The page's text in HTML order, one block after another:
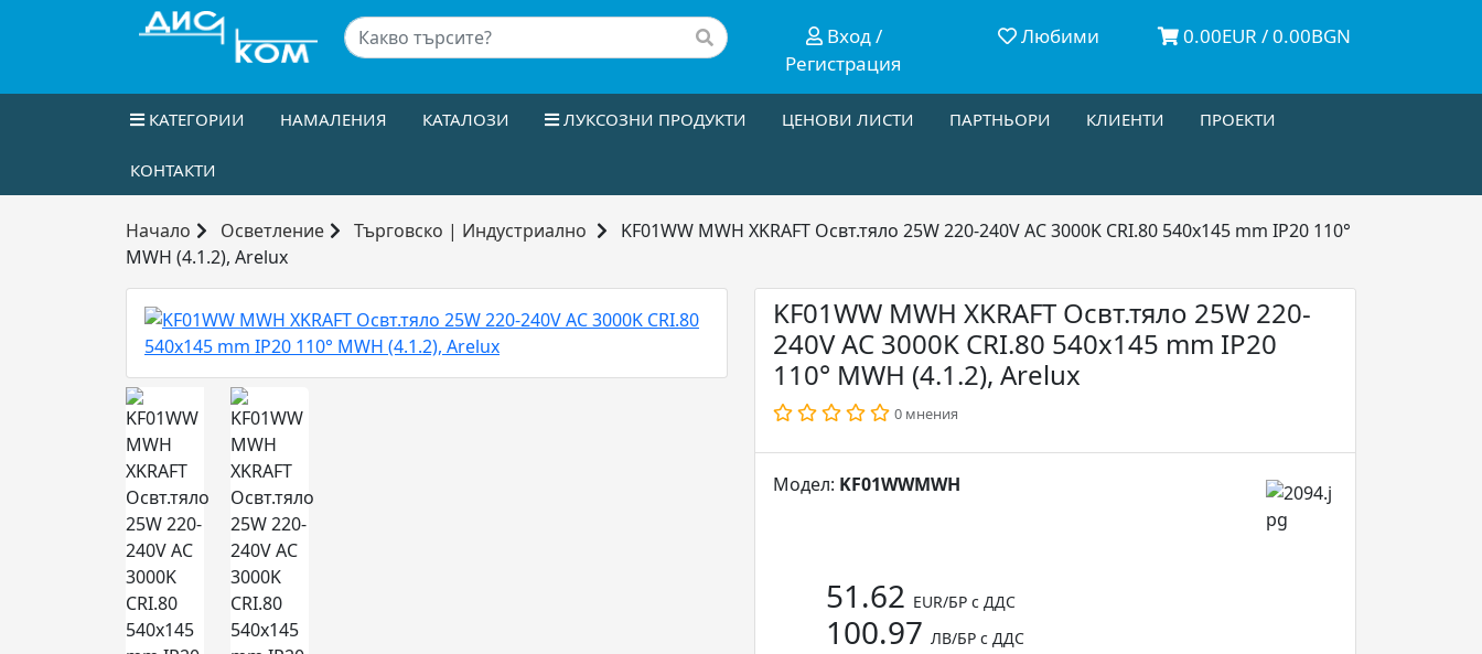
Вход /
Регистрация
Любими 0.00EUR / 0.00BGN
КАТЕГОРИИ НАМАЛЕНИЯ КАТАЛОЗИ ЛУКСОЗНИ ПРОДУКТИ ЦЕНОВИ ЛИСТИ ПАРТНЬОРИ КЛИЕНТИ ПРОЕКТИ
КОНТАКТИ
Начало Осветление Търговско | Индустриално
KF01WW MWH XKRAFT Освт.тяло 25W 220-240V AC 3000K CRI.80 540x145 mm IP20 110°
MWH (4.1.2), Arelux
KF01WW MWH XKRAFT Освт.тяло 25W 220-
240V AC 3000K CRI.80 540x145 mm IP20
110° MWH (4.1.2), Arelux
0 мнения
Модел: KF01WWMWH
51.62 EUR/БР с ДДС
100.97 ЛВ/БР с ДДС